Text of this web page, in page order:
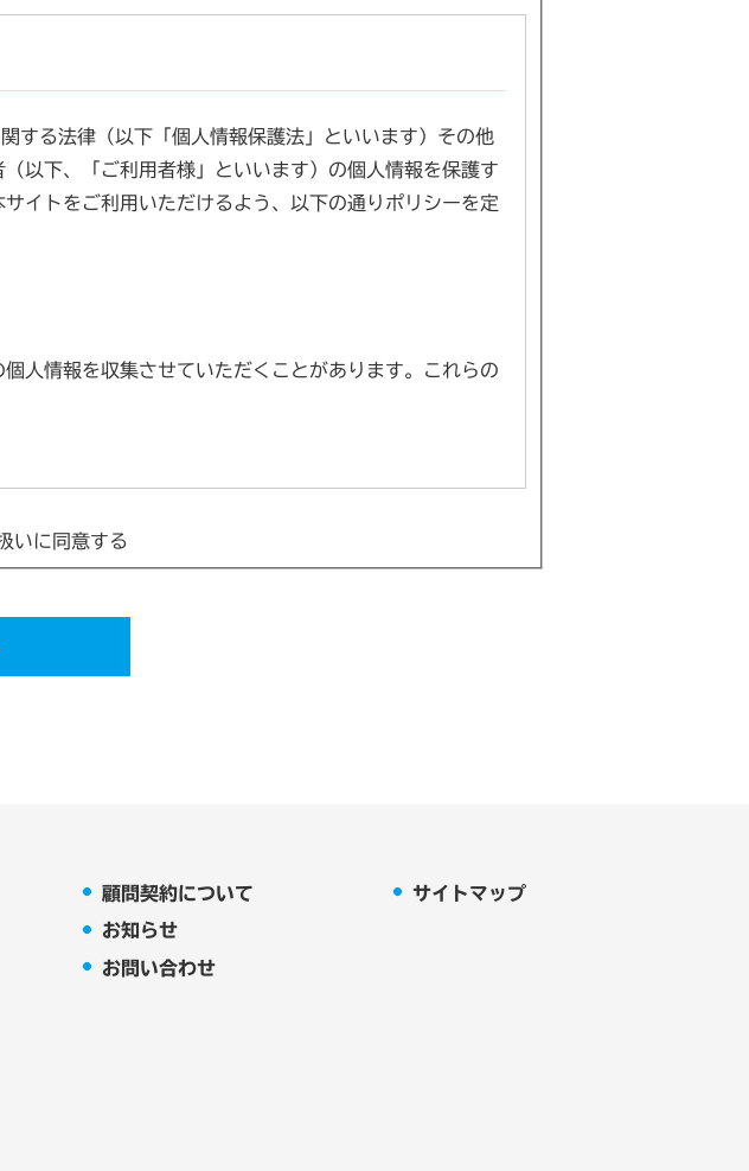
する法律（以下「個人情報保護法」といいます）その他
以下、「ご利用者様」といいます）の個人情報を保護す
イトをご利用いただけるよう、以下の通りポリシーを定
人情報を収集させていただくことがあります。これらの
あると当職が判断した場合
し出があった場合には、お申し出いただいた方がご本人
す。
めご了承ください。
いに同意する
顧問契約について
お知らせ
お問い合わせ
サイトマップ